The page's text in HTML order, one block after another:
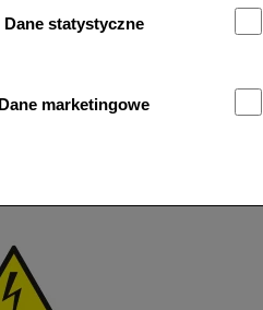
Dane statystyczne
Dane marketingowe